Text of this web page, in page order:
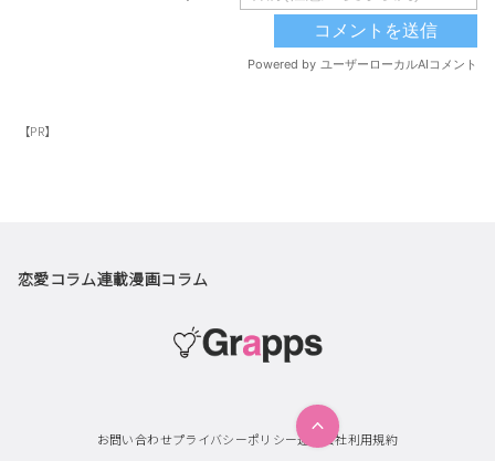
【PR】
恋愛コラム連載漫画コラム
お問い合わせプライバシーポリシー運営会社利用規約